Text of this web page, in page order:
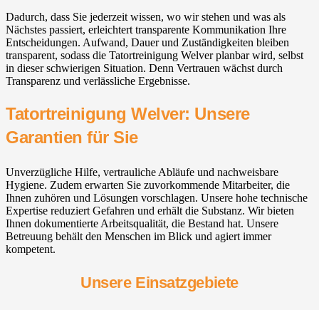
Dadurch, dass Sie jederzeit wissen, wo wir stehen und was als
Nächstes passiert, erleichtert transparente Kommunikation Ihre
Entscheidungen. Aufwand, Dauer und Zuständigkeiten bleiben
transparent, sodass die Tatortreinigung Welver planbar wird, selbst
in dieser schwierigen Situation. Denn Vertrauen wächst durch
Transparenz und verlässliche Ergebnisse.
Tatortreinigung Welver: Unsere
Garantien für Sie
Unverzügliche Hilfe, vertrauliche Abläufe und nachweisbare
Hygiene. Zudem erwarten Sie zuvorkommende Mitarbeiter, die
Ihnen zuhören und Lösungen vorschlagen. Unsere hohe technische
Expertise reduziert Gefahren und erhält die Substanz. Wir bieten
Ihnen dokumentierte Arbeitsqualität, die Bestand hat. Unsere
Betreuung behält den Menschen im Blick und agiert immer
kompetent.
Unsere Einsatzgebiete